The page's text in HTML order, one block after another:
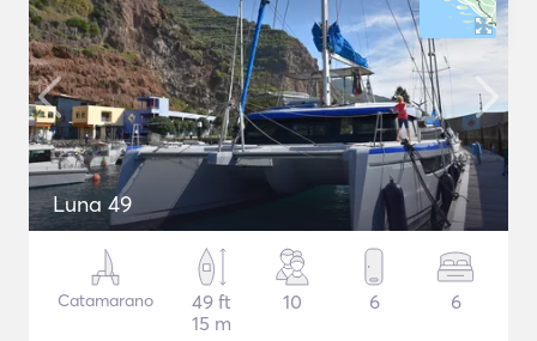
Luna 49
Catamarano
49 ft
15 m
10 6 6